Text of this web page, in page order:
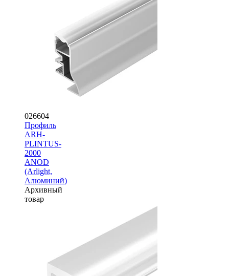
026604
Профиль
ARH-
PLINTUS-
2000
ANOD
(Arlight,
Алюминий)
Архивный
товар